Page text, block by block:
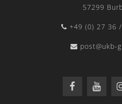
57299
+49 (0) 27 36
post@ukb-